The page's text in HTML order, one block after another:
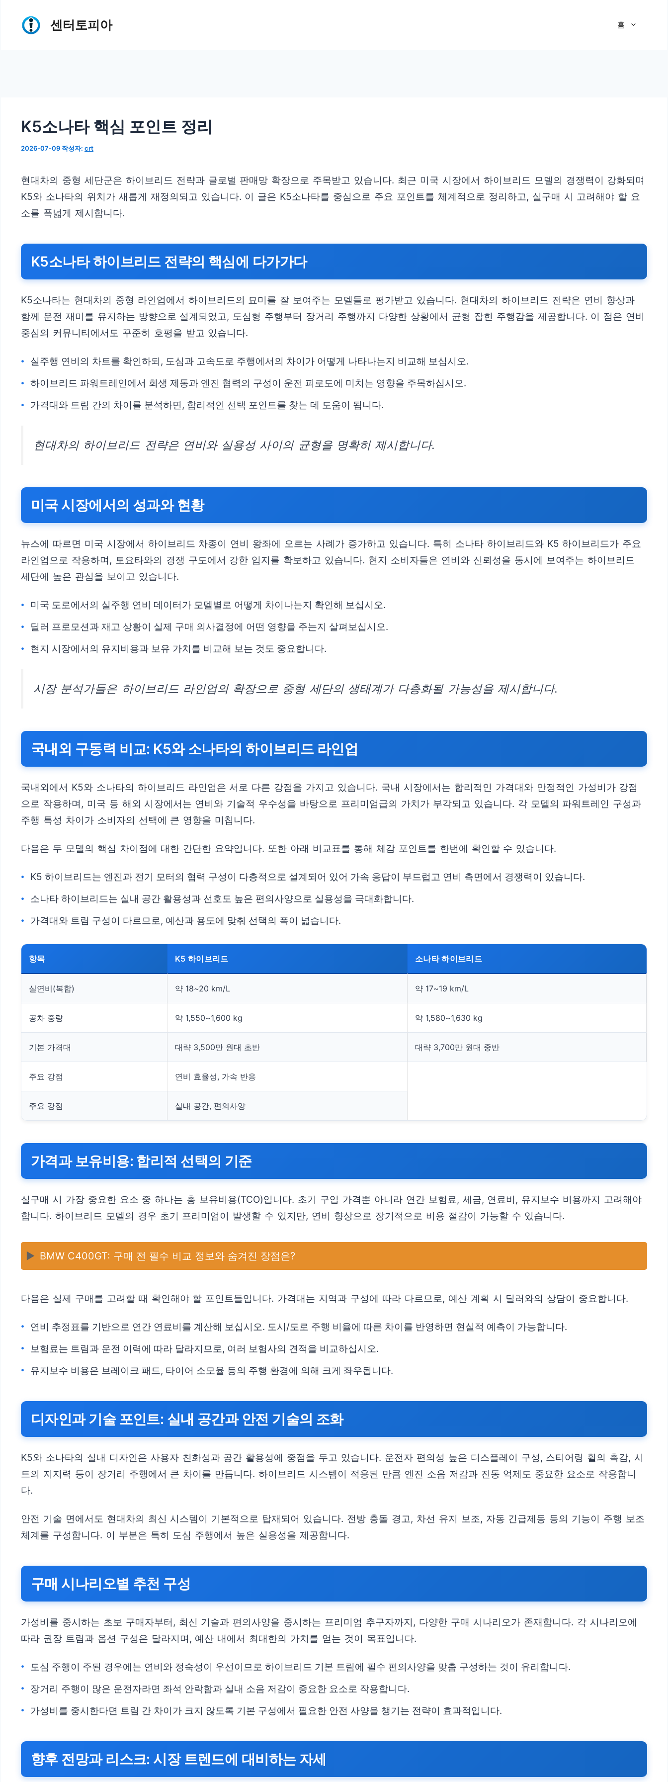
센터토피아 홈
K5소나타 핵심 포인트 정리
2026-07-09 작성자: crt
현대차의 중형 세단군은 하이브리드 전략과 글로벌 판매망 확장으로 주목받고 있습니다. 최근 미국 시장에서 하이브리드 모델의 경쟁력이 강화되며
K5와 소나타의 위치가 새롭게 재정의되고 있습니다. 이 글은 K5소나타를 중심으로 주요 포인트를 체계적으로 정리하고, 실구매 시 고려해야 할 요
소를 폭넓게 제시합니다.
K5소나타 하이브리드 전략의 핵심에 다가가다
K5소나타는 현대차의 중형 라인업에서 하이브리드의 묘미를 잘 보여주는 모델들로 평가받고 있습니다. 현대차의 하이브리드 전략은 연비 향상과
함께 운전 재미를 유지하는 방향으로 설계되었고, 도심형 주행부터 장거리 주행까지 다양한 상황에서 균형 잡힌 주행감을 제공합니다. 이 점은 연비
중심의 커뮤니티에서도 꾸준히 호평을 받고 있습니다.
실주행 연비의 차트를 확인하되, 도심과 고속도로 주행에서의 차이가 어떻게 나타나는지 비교해 보십시오.
하이브리드 파워트레인에서 회생 제동과 엔진 협력의 구성이 운전 피로도에 미치는 영향을 주목하십시오.
가격대와 트림 간의 차이를 분석하면, 합리적인 선택 포인트를 찾는 데 도움이 됩니다.
현대차의 하이브리드 전략은 연비와 실용성 사이의 균형을 명확히 제시합니다.
미국 시장에서의 성과와 현황
뉴스에 따르면 미국 시장에서 하이브리드 차종이 연비 왕좌에 오르는 사례가 증가하고 있습니다. 특히 소나타 하이브리드와 K5 하이브리드가 주요
라인업으로 작용하며, 토요타와의 경쟁 구도에서 강한 입지를 확보하고 있습니다. 현지 소비자들은 연비와 신뢰성을 동시에 보여주는 하이브리드
세단에 높은 관심을 보이고 있습니다.
미국 도로에서의 실주행 연비 데이터가 모델별로 어떻게 차이나는지 확인해 보십시오.
딜러 프로모션과 재고 상황이 실제 구매 의사결정에 어떤 영향을 주는지 살펴보십시오.
현지 시장에서의 유지비용과 보유 가치를 비교해 보는 것도 중요합니다.
시장 분석가들은 하이브리드 라인업의 확장으로 중형 세단의 생태계가 다층화될 가능성을 제시합니다.
국내외 구동력 비교: K5와 소나타의 하이브리드 라인업
국내외에서 K5와 소나타의 하이브리드 라인업은 서로 다른 강점을 가지고 있습니다. 국내 시장에서는 합리적인 가격대와 안정적인 가성비가 강점
으로 작용하며, 미국 등 해외 시장에서는 연비와 기술적 우수성을 바탕으로 프리미엄급의 가치가 부각되고 있습니다. 각 모델의 파워트레인 구성과
주행 특성 차이가 소비자의 선택에 큰 영향을 미칩니다.
다음은 두 모델의 핵심 차이점에 대한 간단한 요약입니다. 또한 아래 비교표를 통해 체감 포인트를 한번에 확인할 수 있습니다.
K5 하이브리드는 엔진과 전기 모터의 협력 구성이 다층적으로 설계되어 있어 가속 응답이 부드럽고 연비 측면에서 경쟁력이 있습니다.
소나타 하이브리드는 실내 공간 활용성과 선호도 높은 편의사양으로 실용성을 극대화합니다.
가격대와 트림 구성이 다르므로, 예산과 용도에 맞춰 선택의 폭이 넓습니다.
항목 K5 하이브리드 소나타 하이브리드
실연비(복합) 약 18~20 km/L 약 17~19 km/L
공차 중량 약 1,550~1,600 kg 약 1,580~1,630 kg
기본 가격대 대략 3,500만 원대 초반 대략 3,700만 원대 중반
주요 강점 연비 효율성, 가속 반응
주요 강점 실내 공간, 편의사양
가격과 보유비용: 합리적 선택의 기준
실구매 시 가장 중요한 요소 중 하나는 총 보유비용(TCO)입니다. 초기 구입 가격뿐 아니라 연간 보험료, 세금, 연료비, 유지보수 비용까지 고려해야
합니다. 하이브리드 모델의 경우 초기 프리미엄이 발생할 수 있지만, 연비 향상으로 장기적으로 비용 절감이 가능할 수 있습니다.
▶️ BMW C400GT: 구매 전 필수 비교 정보와 숨겨진 장점은?
다음은 실제 구매를 고려할 때 확인해야 할 포인트들입니다. 가격대는 지역과 구성에 따라 다르므로, 예산 계획 시 딜러와의 상담이 중요합니다.
연비 추정표를 기반으로 연간 연료비를 계산해 보십시오. 도시/도로 주행 비율에 따른 차이를 반영하면 현실적 예측이 가능합니다.
보험료는 트림과 운전 이력에 따라 달라지므로, 여러 보험사의 견적을 비교하십시오.
유지보수 비용은 브레이크 패드, 타이어 소모율 등의 주행 환경에 의해 크게 좌우됩니다.
디자인과 기술 포인트: 실내 공간과 안전 기술의 조화
K5와 소나타의 실내 디자인은 사용자 친화성과 공간 활용성에 중점을 두고 있습니다. 운전자 편의성 높은 디스플레이 구성, 스티어링 휠의 촉감, 시
트의 지지력 등이 장거리 주행에서 큰 차이를 만듭니다. 하이브리드 시스템이 적용된 만큼 엔진 소음 저감과 진동 억제도 중요한 요소로 작용합니
다.
안전 기술 면에서도 현대차의 최신 시스템이 기본적으로 탑재되어 있습니다. 전방 충돌 경고, 차선 유지 보조, 자동 긴급제동 등의 기능이 주행 보조
체계를 구성합니다. 이 부분은 특히 도심 주행에서 높은 실용성을 제공합니다.
구매 시나리오별 추천 구성
가성비를 중시하는 초보 구매자부터, 최신 기술과 편의사양을 중시하는 프리미엄 추구자까지, 다양한 구매 시나리오가 존재합니다. 각 시나리오에
따라 권장 트림과 옵션 구성은 달라지며, 예산 내에서 최대한의 가치를 얻는 것이 목표입니다.
도심 주행이 주된 경우에는 연비와 정숙성이 우선이므로 하이브리드 기본 트림에 필수 편의사양을 맞춤 구성하는 것이 유리합니다.
장거리 주행이 많은 운전자라면 좌석 안락함과 실내 소음 저감이 중요한 요소로 작용합니다.
가성비를 중시한다면 트림 간 차이가 크지 않도록 기본 구성에서 필요한 안전 사양을 챙기는 전략이 효과적입니다.
향후 전망과 리스크: 시장 트렌드에 대비하는 자세